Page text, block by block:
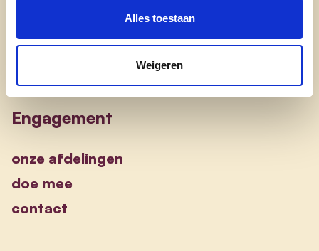
Alles toestaan
Weigeren
onze partij
Engagement
onze afdelingen
doe mee
contact